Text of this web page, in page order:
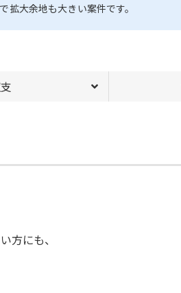
大余地も大きい案件です。
方にも、